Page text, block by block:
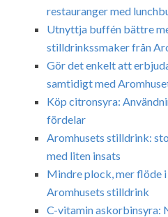
restauranger med
Utnyttja buffén bättre
stilldrinkssmaker från
Gör det enkelt att
samtidigt med
Köp citronsyra:
fördelar
Aromhusets stilldrink:
med liten insats
Mindre plock, mer flöde
Aromhusets stilldrink
C-vitamin askorbinsyra: